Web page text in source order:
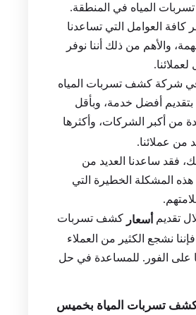
كشف تسربات المياه
أن تصبح واحدة من أكبر
المياه في المنطقة.
كافة العوامل التي تساعدنا
والأهم من ذلك أننا نوفر
شركة كشف تسربات المياه
أفضل خدمة، وبأقل
من أكبر الشركات، وأكثرها
من عملائنا.
فقد ساعدنا العديد من
المشكلة الخطيرة التي
تقديمأسعاركشف تسربات
نشجع الكثير من العملاء